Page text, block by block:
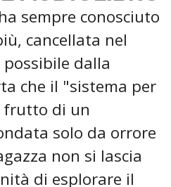
sempre conosciuto
cancellata nel
dalla
che il "sistema per
frutto di un
solo da orrore
non si lascia
di esplorare il